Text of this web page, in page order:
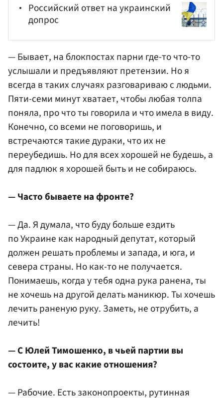
Российский ответ на украинский
допрос
— Бывает, на блокпостах парни где-то что-то
услышали и предъявляют претензии. Но я
всегда в таких случаях разговариваю с людьми.
Пяти-семи минут хватает, чтобы любая толпа
поняла, про что ты говорила и что имела в виду.
Конечно, со всеми не поговоришь, и
встречаются такие дураки, что их не
переубедишь. Но для всех хорошей не будешь, а
для падлюк я хорошей быть и не собираюсь.
— Часто бываете на фронте?
— Да. Я думала, что буду больше ездить
по Украине как народный депутат, который
должен решать проблемы и запада, и юга, и
севера страны. Но как-то не получается.
Понимаешь, когда у тебя одна рука ранена, ты
не хочешь на другой делать маникюр. Ты хочешь
лечить раненую руку. Заметь, не отрубить, а
лечить!
— С Юлей Тимошенко, в чьей партии вы
состоите, у вас какие отношения?
— Рабочие. Есть законопроекты, рутинная